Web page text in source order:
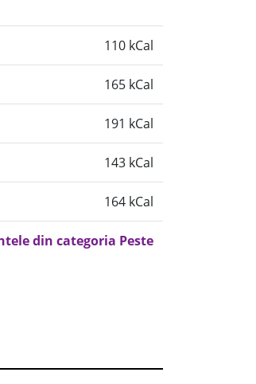
110 kCal
165 kCal
191 kCal
143 kCal
164 kCal
din categoria Peste